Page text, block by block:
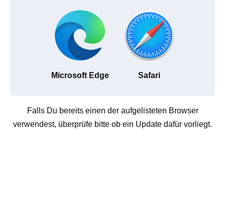
Microsoft Edge Safari
Falls Du bereits einen der aufgelisteten Browser
verwendest, überprüfe bitte ob ein Update dafür vorliegt.